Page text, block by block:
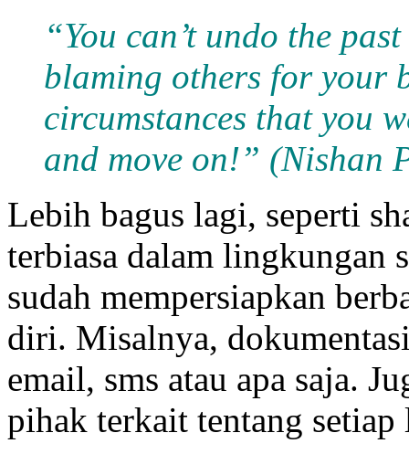
“You can’t undo the
blaming others for your
circumstances that you
and move on!” (Nishan
Lebih bagus lagi, seperti
terbiasa dalam lingkungan
sudah mempersiapkan
diri. Misalnya,
email, sms atau apa saja.
pihak terkait tentang setiap